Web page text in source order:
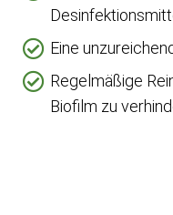
Eine
Regelmäßige
Biofilm zu